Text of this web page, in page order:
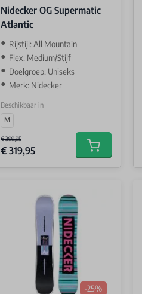
Nidecker OG Supermatic
Atlantic
Rijstijl: All Mountain
Flex: Medium/Stijf
Doelgroep: Uniseks
Merk: Nidecker
Beschikbaar in
M
€ 399,95
€ 319,95 Add to cart
-25%